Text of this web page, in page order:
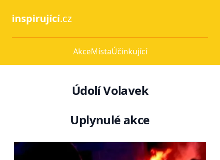
inspirující.cz
AkceMístaÚčinkující
Údolí Volavek
Uplynulé akce